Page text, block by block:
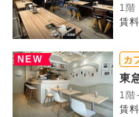
賃
NEW カ
東
賃